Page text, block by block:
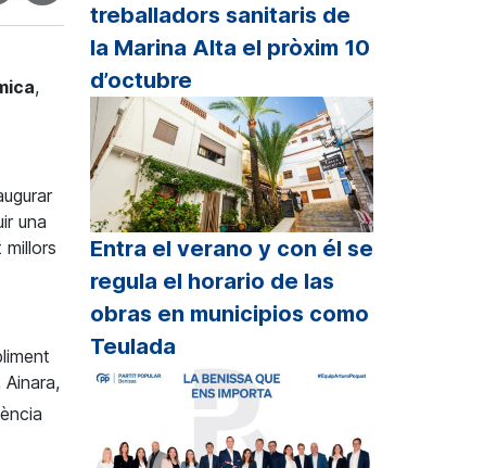
,
una
Ainara,
treballadors sanitaris de
la Marina Alta el pròxim 10
d’octubre
Entra el verano y con él se
regula el horario de las
obras en municipios como
Teulada